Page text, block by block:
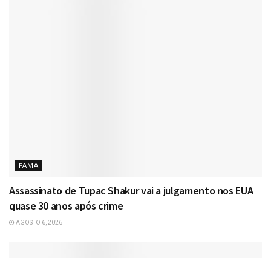
FAMA
Assassinato de Tupac Shakur vai a julgamento nos EUA
quase 30 anos após crime
AGOSTO 6, 2026